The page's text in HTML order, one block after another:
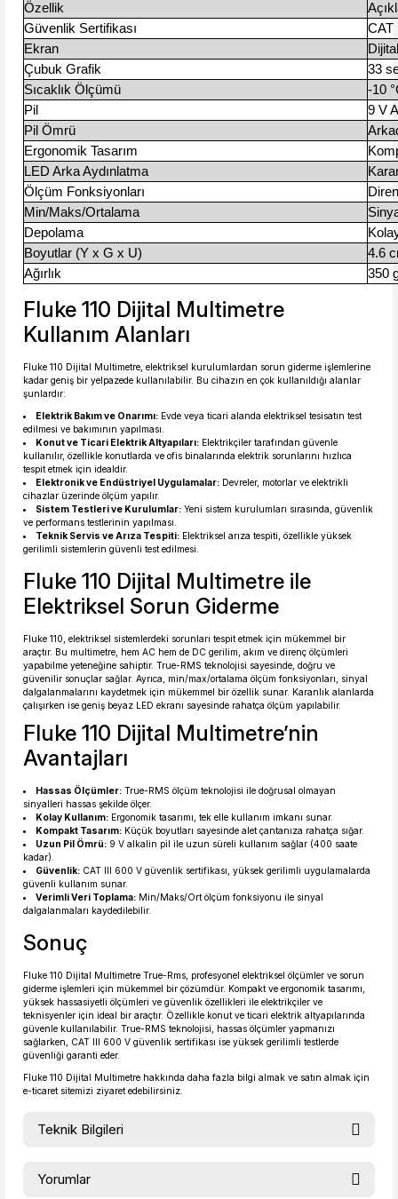
Özellik
Güvenlik Sertifikası
CAT
Ekran
Çubuk Grafik
33
Sıcaklık Ölçümü
-10
Pil
9 V
Pil Ömrü
Ergonomik Tasarım
LED Arka Aydınlatma
Ölçüm Fonksiyonları
Min/Maks/Ortalama
Depolama
Boyutlar (Y x G x U)
4.6
Ağırlık
350
Fluke 110 Dijital Multimetre
Kullanım Alanları
Fluke 110 Dijital Multimetre, elektriksel kurulumlardan sorun giderme işlemlerine
kadar geniş bir yelpazede kullanılabilir. Bu cihazın en çok kullanıldığı alanlar
şunlardır:
Elektrik Bakım ve Onarımı: Evde veya ticari alanda elektriksel tesisatın test
edilmesi ve bakımının yapılması.
Konut ve Ticari Elektrik Altyapıları: Elektrikçiler tarafından güvenle
kullanılır, özellikle konutlarda ve ofis binalarında elektrik sorunlarını hızlıca
tespit etmek için idealdir.
Elektronik ve Endüstriyel Uygulamalar: Devreler, motorlar ve elektrikli
cihazlar üzerinde ölçüm yapılır.
Sistem Testleri ve Kurulumlar: Yeni sistem kurulumları sırasında, güvenlik
ve performans testlerinin yapılması.
Teknik Servis ve Arıza Tespiti: Elektriksel arıza tespiti, özellikle yüksek
gerilimli sistemlerin güvenli test edilmesi.
Fluke 110 Dijital Multimetre ile
Elektriksel Sorun Giderme
Fluke 110, elektriksel sistemlerdeki sorunları tespit etmek için mükemmel bir
araçtır. Bu multimetre, hem AC hem de DC gerilim, akım ve direnç ölçümleri
yapabilme yeteneğine sahiptir. True-RMS teknolojisi sayesinde, doğru ve
güvenilir sonuçlar sağlar. Ayrıca, min/max/ortalama ölçüm fonksiyonları, sinyal
dalgalanmalarını kaydetmek için mükemmel bir özellik sunar. Karanlık alanlarda
çalışırken ise geniş beyaz LED ekranı sayesinde rahatça ölçüm yapılabilir.
Fluke 110 Dijital Multimetre’nin
Avantajları
Hassas Ölçümler: True-RMS ölçüm teknolojisi ile doğrusal olmayan
sinyalleri hassas şekilde ölçer.
Kolay Kullanım: Ergonomik tasarımı, tek elle kullanım imkanı sunar.
Kompakt Tasarım: Küçük boyutları sayesinde alet çantanıza rahatça sığar.
Uzun Pil Ömrü: 9 V alkalin pil ile uzun süreli kullanım sağlar (400 saate
kadar).
Güvenlik: CAT III 600 V güvenlik sertifikası, yüksek gerilimli uygulamalarda
güvenli kullanım sunar.
Verimli Veri Toplama: Min/Maks/Ort ölçüm fonksiyonu ile sinyal
dalgalanmaları kaydedilebilir.
Sonuç
Fluke 110 Dijital Multimetre True-Rms, profesyonel elektriksel ölçümler ve sorun
giderme işlemleri için mükemmel bir çözümdür. Kompakt ve ergonomik tasarımı,
yüksek hassasiyetli ölçümleri ve güvenlik özellikleri ile elektrikçiler ve
teknisyenler için ideal bir araçtır. Özellikle konut ve ticari elektrik altyapılarında
güvenle kullanılabilir. True-RMS teknolojisi, hassas ölçümler yapmanızı
sağlarken, CAT III 600 V güvenlik sertifikası ise yüksek gerilimli testlerde
güvenliği garanti eder.
Fluke 110 Dijital Multimetre hakkında daha fazla bilgi almak ve satın almak için
e-ticaret sitemizi ziyaret edebilirsiniz.
Teknik Bilgileri
Yorumlar